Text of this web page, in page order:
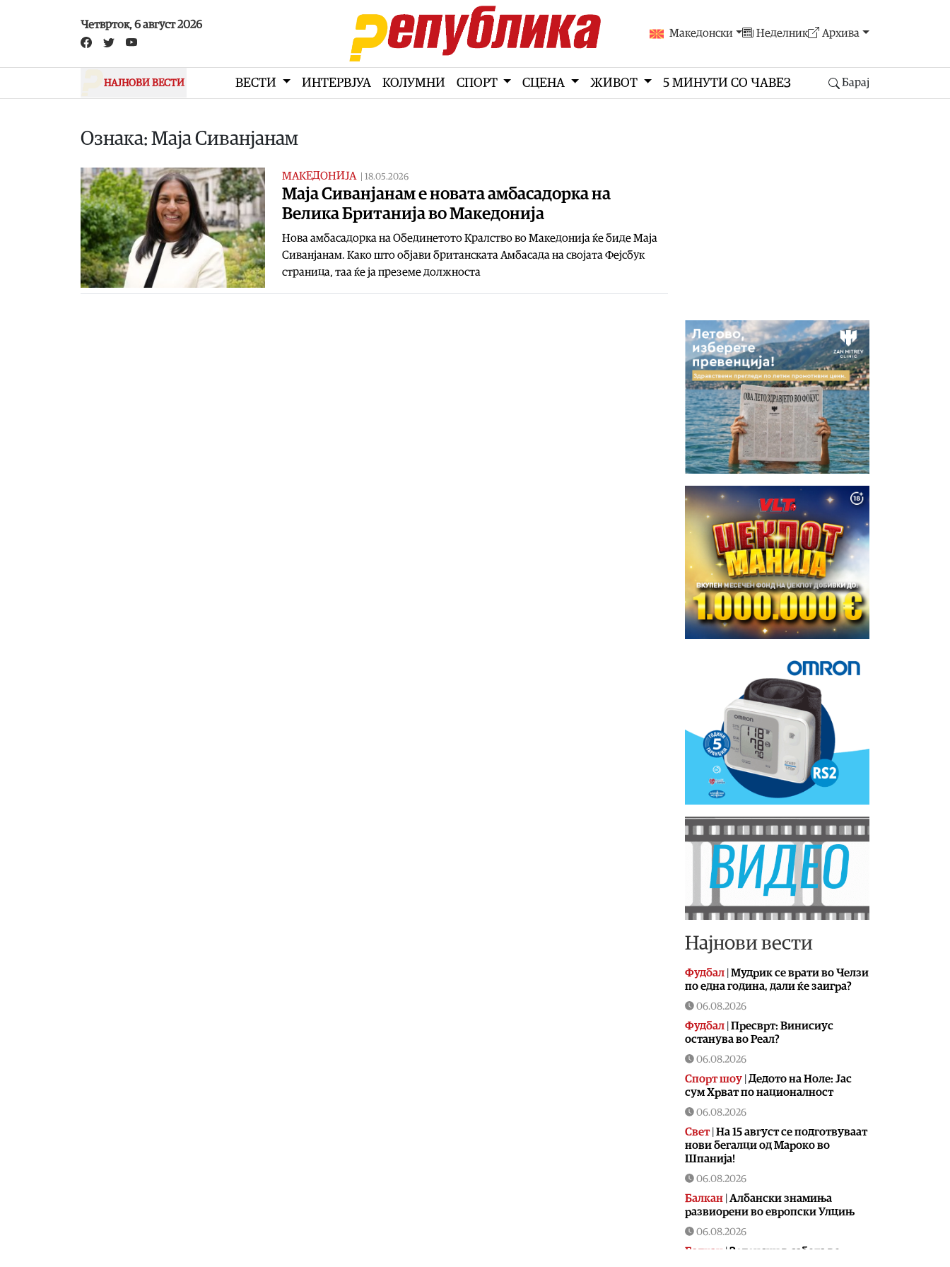
Четврток, 6 август 2026
Македонски Неделник Архива
НАЈНОВИ ВЕСТИ ВЕСТИ ИНТЕРВЈУА КОЛУМНИ СПОРТ СЦЕНА ЖИВОТ 5 МИНУТИ СО ЧАВЕЗ Барај
Ознака: Маја Сиванјанам
МАКЕДОНИЈА | 18.05.2026
Маја Сиванјанам е новата амбасадорка на
Велика Британија во Македонија
Нова амбасадорка на Обединетото Кралство во Македонија ќе биде Маја
Сиванјанам. Како што објави британската Амбасада на својата Фејсбук
страница, таа ќе ја преземе должноста
Најнови вести
Фудбал | Мудрик се врати во Челзи
по една година, дали ќе заигра?
06.08.2026
Фудбал | Пресврт: Винисиус
останува во Реал?
06.08.2026
Спорт шоу | Дедото на Ноле: Јас
сум Хрват по националност
06.08.2026
Свет| На 15 август се подготвуваат
нови бегалци од Мароко во
Шпанија!
06.08.2026
Балкан | Албански знамиња
развиорени во европски Улцињ
06.08.2026
Балкан |Зеленски в сабота во